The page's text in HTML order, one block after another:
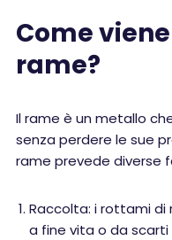
Come
rame?
Il rame è un metallo
senza perdere le sue
rame prevede diverse
Raccolta: i rottami
a fine vita o da scarti